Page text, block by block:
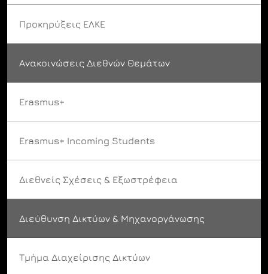
Προκηρύξεις ΕΛΚΕ
Ανακοινώσεις Διεθνών Θεμάτων
Erasmus+
Erasmus+ Incoming Students
Διεθνείς Σχέσεις & Εξωστρέφεια
Διεύθυνση Δικτύων & Μηχανοργάνωσης
Τμήμα Διαχείρισης Δικτύων